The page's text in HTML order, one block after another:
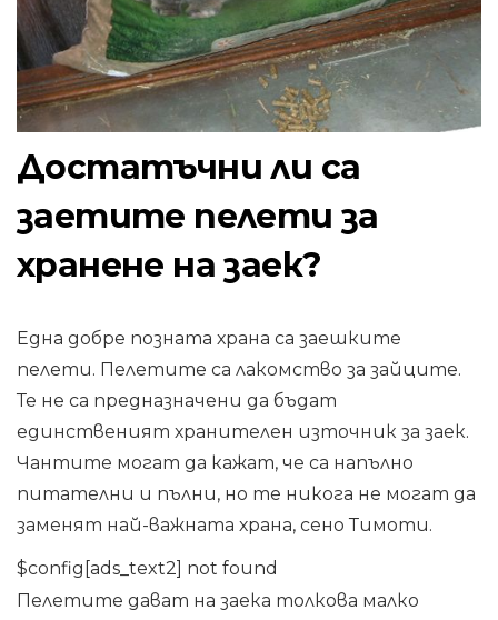
Достатъчни ли са
заетите пелети за
хранене на заек?
Една добре позната храна са заешките
пелети. Пелетите са лакомство за зайците.
Те не са предназначени да бъдат
единственият хранителен източник за заек.
Чантите могат да кажат, че са напълно
питателни и пълни, но те никога не могат да
заменят най-важната храна, сено Тимоти.
$config[ads_text2] not found
Пелетите дават на заека толкова малко